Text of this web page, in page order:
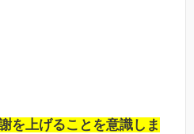
を上げることを意識しま